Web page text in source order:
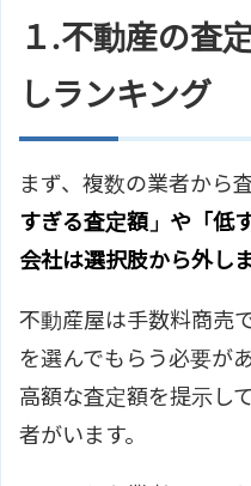
１.不動産の査
しランキング
まず、複数の業者から
すぎる査定額」や「低
会社は選択肢から外し
不動産屋は手数料商売
を選んでもらう必要が
高額な査定額を提示し
者がいます。